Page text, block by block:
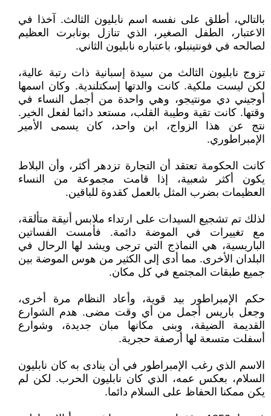
بالتالي، أطلق على نفسه اسم نابليون الثالث. آخذا في
الاعتبار، الطفل الصغير، الذي تنازل بونابرت العظيم
لصالحه في فونتينبلو، باعتباره نابليون الثاني.
تزوج نابليون الثالث من سيدة إسبانية ذات رتبة عالية،
لكن ليست ملكية. كانت والدتها إسكتلندية. وكان اسمها
أوجيني دي مونتيجو، وهي واحدة من أجمل النساء في
وقتها. كانت تقية وطيبة القلب، مستعد دائما لفعل الخير.
نتج عن هذا الزواج، ابن واحد، كان يسمى الأمير
الإمبراطوري.
كانت الحكومة تعتقد أن التجارة تزدهر أكثر، وأن البلاط
يكون أكثر شعبية، إذا قامت مجموعة من النساء
العظيمات بضرب المثل بالعمل كقدوة للباقين.
لذلك تم تشجيع السيدات على ارتداء ملابس أنيقة متألقة،
مع تغييرات في الموضة دائمة. فأمست الفساتين
الباريسية، هي النماذج التي ترجى ويشد لها الرحال في
البلدان الأخرى. مما أدى إلى الكثير من هوس الموضة بين
جميع طبقات المجتمع في كل مكان.
حكم الإمبراطور بيد قوية، وأعاد النظام مرة أخرى،
وجعل باريس أجمل من أي وقت مضى. هدم الشوارع
القديمة الضيقة، وبنى مكانها مبان جديدة، وشوارع
أسفلت متسعة لها أرصفة حجرية.
الاسم الذي رغب الإمبراطور في أن ينادى به كان نابليون
السلام، بعكس عمه، الذي كان نابليون الحرب. لكن لم
يكن ممكنا الحفاظ على السلام دائما.